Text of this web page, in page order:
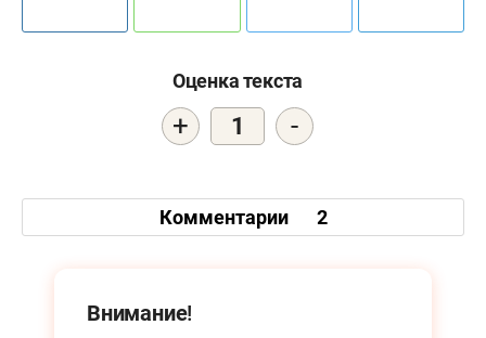
Оценка текста
+ 1 -
Комментарии 2
Внимание!